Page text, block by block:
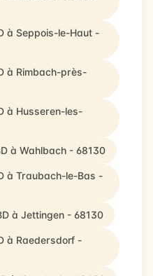
à Seppois-le-Haut -
à Rimbach-près-
à Husseren-les-
à Wahlbach - 68130
à Traubach-le-Bas -
à Jettingen - 68130
à Raedersdorf -